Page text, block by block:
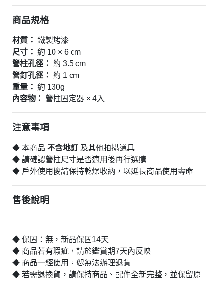
商品規格
材質： 鐵製烤漆
尺寸： 約 10 × 6 cm
營柱孔徑： 約 3.5 cm
營釘孔徑： 約 1 cm
重量： 約 130g
內容物：
營柱固定器 × 4入
注意事項
◆ 本商品 不含地釘 及其他拍攝道具
◆ 請確認營柱尺寸是否適用後再行選購
◆ 戶外使用後請保持乾燥收納，以延長商品使用壽命
售後說明
◆ 保固：無，新品保固14天
◆ 商品若有瑕疵，請於鑑賞期7天內反映
◆ 商品一經使用，恕無法辦理退貨
◆ 若需退換貨，請保持商品、配件全新完整，並保留原